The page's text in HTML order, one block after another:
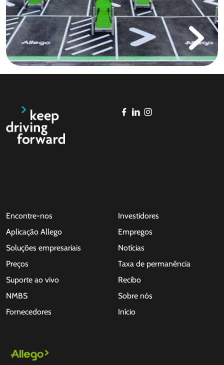
Encontre-nos
Aplicação Allego
Soluções empresariais
Preços
Suporte ao vivo
NMBS
Fornecedores
Investidores
Empregos
Notícias
Taxa de permanência
Recibo
Sobre nós
Início